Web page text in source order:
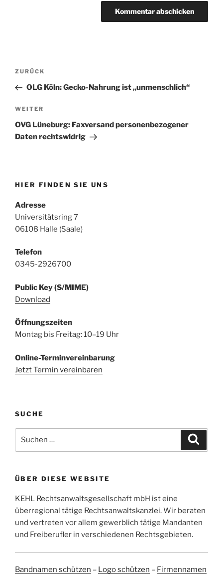
Beitragsnavigation
Vorheriger
Beitrag
ZURÜCK
OLG Köln: Gecko-Nahrung ist „unmenschlich“
Nächster
Beitrag
WEITER
OVG Lüneburg: Faxversand personenbezogener
Daten rechtswidrig
HIER FINDEN SIE UNS
Adresse
Universitätsring 7
06108 Halle (Saale)
Telefon
0345-2926700
Public Key (S/MIME)
Download
Öffnungszeiten
Montag bis Freitag: 10–19 Uhr
Online-Terminvereinbarung
Jetzt Termin vereinbaren
SUCHE
nach:
ÜBER DIESE WEBSITE
KEHL Rechtsanwaltsgesellschaft mbH ist eine
überregional tätige Rechtsanwaltskanzlei. Wir beraten
und vertreten vor allem gewerblich tätige Mandanten
und Freiberufler in verschiedenen Rechtsgebieten.
Bandnamen schützen – Logo schützen – Firmennamen